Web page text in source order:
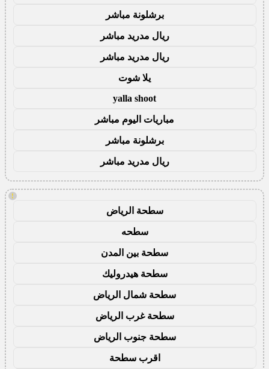
برشلونة مباشر
ريال مدريد مباشر
ريال مدريد مباشر
يلا شوت
yalla shoot
مباريات اليوم مباشر
برشلونة مباشر
ريال مدريد مباشر
!
سطحة الرياض
سطحه
سطحة بين المدن
سطحة هيدروليك
سطحة شمال الرياض
سطحة غرب الرياض
سطحة جنوب الرياض
اقرب سطحة